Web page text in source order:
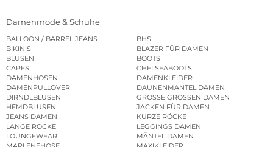
Damenmode & Schuhe
BALLOON / BARREL JEANS
BHS
BIKINIS
BLAZER FÜR DAMEN
BLUSEN
BOOTS
CAPES
CHELSEABOOTS
DAMENHOSEN
DAMENKLEIDER
DAMENPULLOVER
DAUNENMÄNTEL DAMEN
DIRNDLBLUSEN
GROSSE GRÖSSEN DAMEN
HEMDBLUSEN
JACKEN FÜR DAMEN
JEANS DAMEN
KURZE RÖCKE
LANGE RÖCKE
LEGGINGS DAMEN
LOUNGEWEAR
MÄNTEL DAMEN